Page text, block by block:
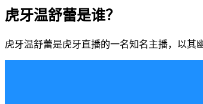
虎牙温舒蕾是谁？
虎牙温舒蕾是虎牙直播的一名知名主播，以其